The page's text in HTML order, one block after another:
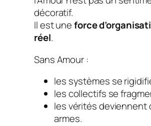
décoratif.
Il est uneforce
réel.
Sans Amour :
les systèmes se
les collectifs se
les vérités deviennent
armes.